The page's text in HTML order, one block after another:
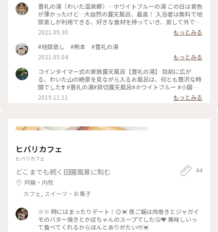
豊礼の湯（わいた温泉郷）…ホワイトブルーの湯 この日は青色
が薄かったけど…大自然の露天風呂、最高！ 入浴者は無料で地
獄蒸しが利用できる、好きな食材を持っていき、蒸して外で食
べると美味しい^_^ 撮影日2021.9.27 #豊礼の湯 #はげの湯温
泉 #わいた温泉郷 #熊本 #ホワイトブルー #露天風呂 #小
国 #地獄蒸し #温泉 #大自然 #私のことりっぷ
2021.09.30
もっとみる
#地獄蒸し #熊本 #豊礼の湯
2021.05.04
もっとみる
コインタイマー式の家族露天風呂【豊礼の湯】 目前に広が
る、わいた山の絶景を見ながら入るお風呂は、何とも贅沢な時
間でした❣️ #豊礼の湯#貸切露天風呂#ホワイトブルー #小国町#
秋の色彩 #紅葉
2019.11.11 もっとみる
ヒバリカフェ
ヒバリカフェ
どこまでも続く田園風景に和む
阿蘇・内牧
カフェ, スイーツ・お菓子
44
※※ 時にはまったりデート！😊💓 夜ご飯は肉巻きとジャガイ
モのバター焼きとかぼちゃんのスープでした🤤❤️ 美味しいっ
て食べてくれるからほんとありがたい🤲💓